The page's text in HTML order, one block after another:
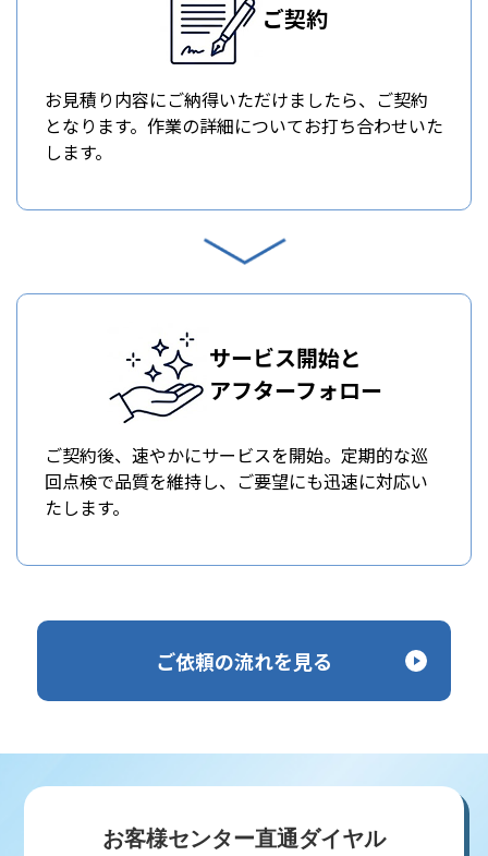
ご契約
お見積り内容にご納得いただけましたら、ご契約
となります。作業の詳細についてお打ち合わせいた
します。
サービス開始と
アフターフォロー
ご契約後、速やかにサービスを開始。定期的な巡
回点検で品質を維持し、ご要望にも迅速に対応い
たします。
ご依頼の流れを見る
お客様センター直通ダイヤル